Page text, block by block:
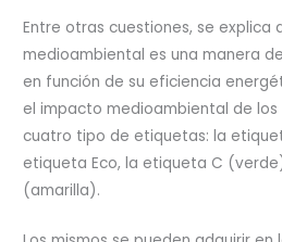
Entre otras cuestiones, se explica
medioambiental es una manera
en función de su eficiencia
el impacto medioambiental de los
cuatro tipo de etiquetas: la
etiqueta Eco, la etiqueta C
(amarilla).